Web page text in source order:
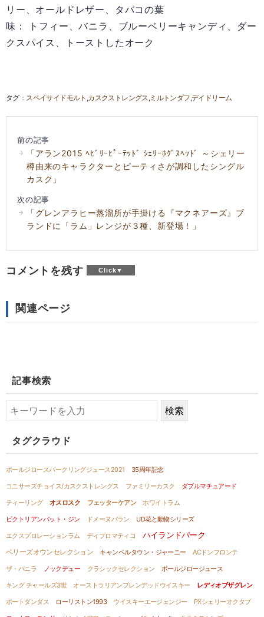
リー、オールドレザー、タバコの葉
味： トフィー、バニラ、ブルーベリーキャンディ、ダー
クスパイス、トーストしたオーク
スペイサイドモルト カスクストレングス ミルトンダフ デイドリーム
前の記事
「アラン2015 ﾍﾋﾞﾘｰﾋﾟｰﾃｯﾄﾞ ｼｪﾘｰﾎｸﾞｽﾍｯﾄﾞ ～シェリー
樽由来のキャラクターとピーティさが調和したシングル
カスク」
次の記事
「グレンアラヒー蒸溜所が手掛ける『マクネアーズ』ブ
ランドに「ラム」レンジが３種、新登場！」
コメントを残す
関連ページ
記事検索
タグクラウド
ポールジロースパークリングジュース2021
35周年記念
コニサーズチョイス/カスクストレングス
ファミリーカスク
ダブルマチュアード
ティーリング
オスロスク フェッターケアン
ホワイトラム
ビクトリアンバット・ジン
ドメーヌパラン
UD花と動物シリーズ
エクスプロレーションラム
ディプロマティコ ハイランドパーク
ベリーズオウンセレクション キャンベルタウン・ジャーニー
ACドンフロンテ
ザ・バニラ
ノックデュー クラシックセレクション
ポールジロージュース
キング チャールズ3世
オーストラリアンブレンデッドウイスキー
レディオブザグレン
ポートダンダス
ローリストン1993 ウイスキーエージェンジー
PXシェリーオクタブ